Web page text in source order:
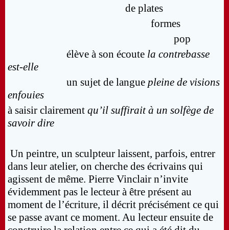
de plates
formes
pop
élève à son écoute la contrebasse
est-elle
un sujet de langue pleine de visions
enfouies
à saisir clairement qu’il suffirait à un solfège de
savoir dire
Un peintre, un sculpteur laissent, parfois, entrer
dans leur atelier, on cherche des écrivains qui
agissent de même. Pierre Vinclair n’invite
évidemment pas le lecteur à être présent au
moment de l’écriture, il décrit précisément ce qui
se passe avant ce moment. Au lecteur ensuite de